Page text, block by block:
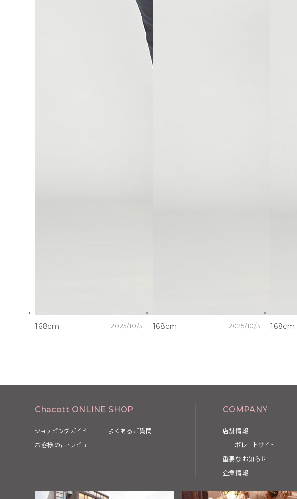
168cm 2025/10/31 168cm 2025/10/31 168cm
Chacott ONLINE SHOP
ショッピングガイド よくあるご質問
お客様の声・レビュー
COMPANY
店舗情報
コーポレートサイト
重要なお知らせ
企業情報